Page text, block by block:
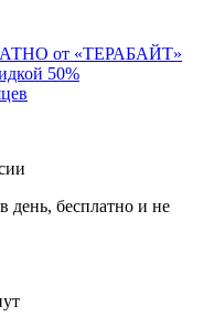
от «ТЕРАБАЙТ»
50%
день, бесплатно и не